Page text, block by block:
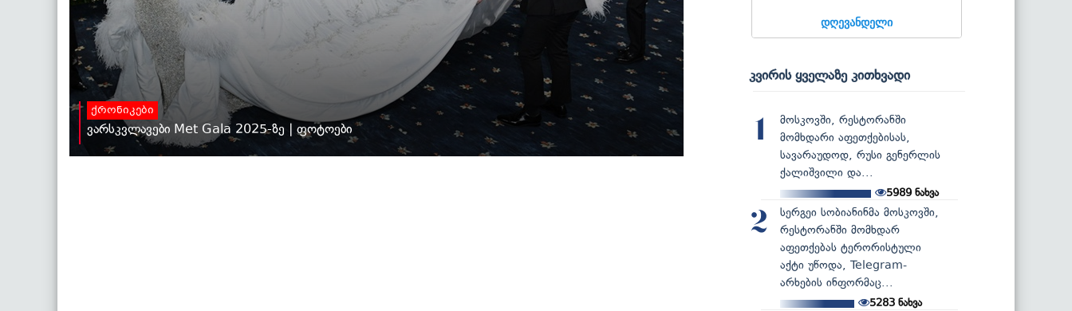
ქრონიკები
ვარსკვლავები Met Gala 2025-ზე | ფოტოები
დღევანდელი
კვირის ყველაზე კითხვადი
1
მოსკოვში, რესტორანში
მომხდარი აფეთქებისას,
სავარაუდოდ, რუსი გენერლის
ქალიშვილი და...
5989 ნახვა
2
სერგეი სობიანინმა მოსკოვში,
რესტორანში მომხდარ
აფეთქებას ტერორისტული
აქტი უწოდა, Telegram-
არხების ინფორმაც...
5283 ნახვა